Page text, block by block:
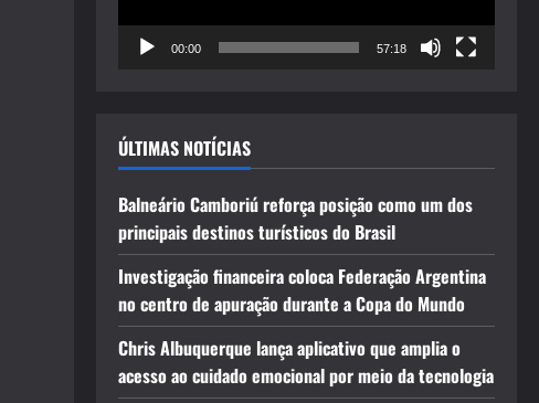
00:00 57:18
ÚLTIMAS NOTÍCIAS
Balneário Camboriú reforça posição como um dos
principais destinos turísticos do Brasil
Investigação financeira coloca Federação Argentina
no centro de apuração durante a Copa do Mundo
Chris Albuquerque lança aplicativo que amplia o
acesso ao cuidado emocional por meio da tecnologia